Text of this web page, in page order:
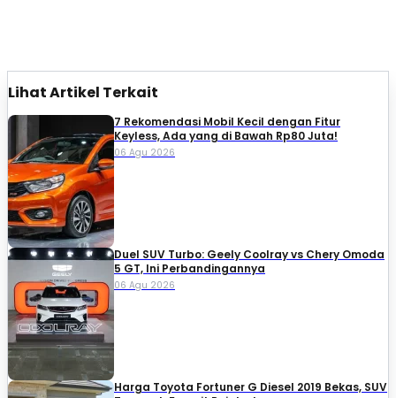
Lihat Artikel Terkait
7 Rekomendasi Mobil Kecil dengan Fitur
Keyless, Ada yang di Bawah Rp80 Juta!
06 Agu 2026
Duel SUV Turbo: Geely Coolray vs Chery Omoda
5 GT, Ini Perbandingannya
06 Agu 2026
Harga Toyota Fortuner G Diesel 2019 Bekas, SUV